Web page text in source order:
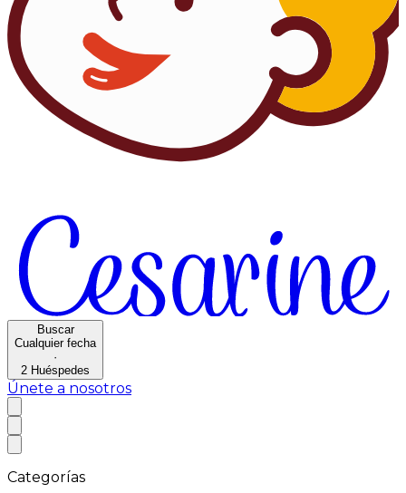
Buscar
Cualquier fecha
·
2 Huéspedes
Únete a nosotros
Categorías